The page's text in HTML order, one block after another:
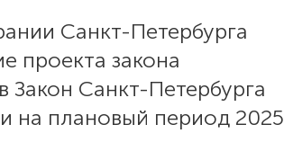
Санкт-Петербурга
проекта закона
Санкт-Петербурга
на плановый период 2025